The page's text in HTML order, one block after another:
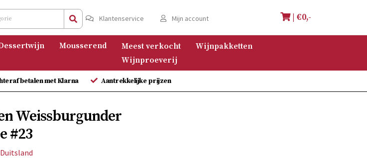
Klantenservice Mijn account | €0,-
Mousserend Meest verkocht
Wijnpakketten
Wijnproeverij
betalen met Klarna Aantrekkelijke prijzen
Weissburgunder
#23